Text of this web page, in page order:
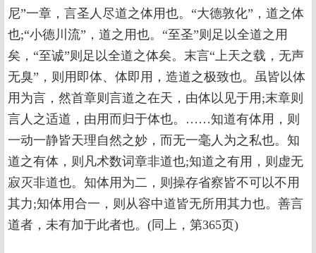
尼”一章，言圣人尽道之体用也。“大德敦化”，道之体
也;“小德川流”，道之用也。“至圣”则足以全道之用
矣，“至诚”则足以全道之体矣。末言“上天之载，无声
无臭”，则用即体、体即用，造道之极致也。虽皆以体
用为言，然首章则言道之在天，由体以见于用;末章则
言人之适道，由用而归于体也。……知道有体用，则
一动一静皆天理自然之妙，而无一毫人为之私也。知
道之有体，则凡术数词章非道也;知道之有用，则虚无
寂灭非道也。知体用为二，则操存省察皆不可以不用
其力;知体用合一，则从容中道皆无所用其力也。善言
道者，未有加于此者也。(同上，第365页)